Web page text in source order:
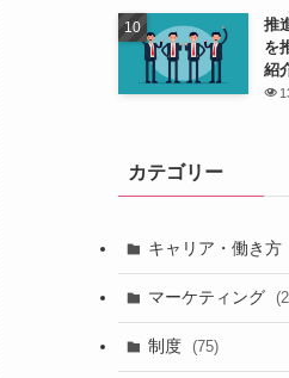
推
を
紹
カテゴリー
キャリア・働き方
マーケティング
制度 (75)